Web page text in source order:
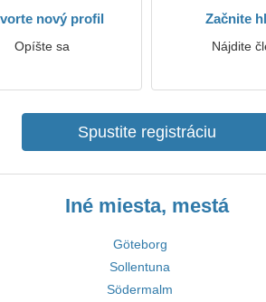
nový profil
Opíšte sa
Začnite
Nájdite
Spustite registráciu
Iné miesta, mestá
Göteborg
Sollentuna
Södermalm